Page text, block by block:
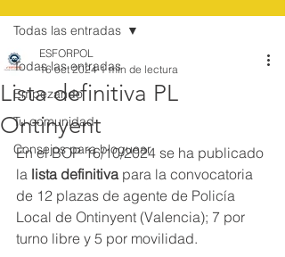
Todas las entradas
Empezando
Tu comunidad
Consejos para bloguear
Todas las entradas
Lista definitiva PL
Ontinyent
ESFORPOL
16 oct 2024 1 min de lectura
En el BOP 16/10/2024 se ha publicado
la lista definitiva para la convocatoria
de 12 plazas de agente de Policía
Local de Ontinyent (Valencia); 7 por
turno libre y 5 por movilidad.